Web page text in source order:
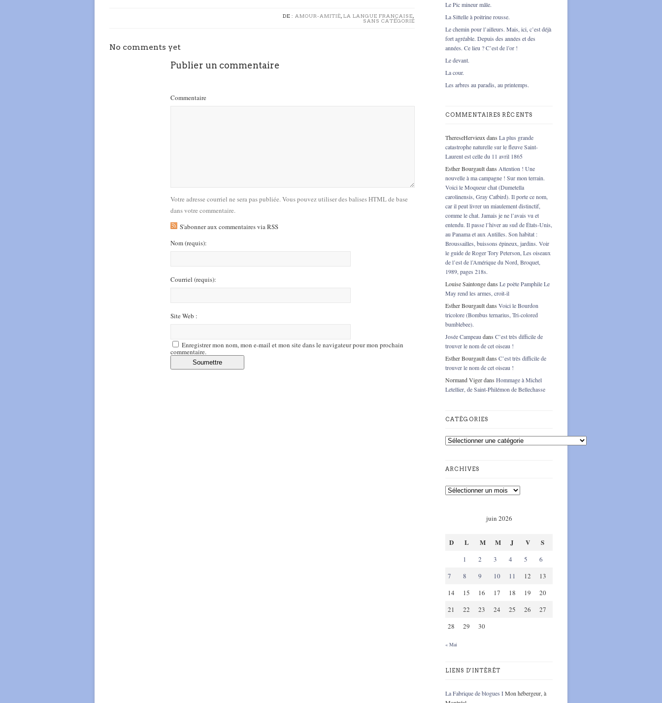
DE : AMOUR-AMITIÉ, LA LANGUE FRANÇAISE,
SANS CATÉGORIE
No comments yet
Publier un commentaire
Commentaire
Votre adresse courriel ne sera pas publiée. Vous pouvez utiliser des balises HTML de base
dans votre commentaire.
S'abonner aux commentaires via RSS
Nom(requis):
Courriel (requis):
Site Web :
Enregistrer mon nom, mon e-mail et mon site dans le navigateur pour mon prochain
commentaire.
Le Pic mineur mâle.
La Sittelle à poitrine rousse.
Le chemin pour l’ailleurs. Mais, ici, c’est déjà
fort agréable. Depuis des années et des
années. Ce lieu ? C’est de l’or !
Le devant.
La cour.
Les arbres au paradis, au printemps.
COMMENTAIRES RÉCENTS
ThereseHervieux dans La plus grande
catastrophe naturelle sur le fleuve Saint-
Laurent est celle du 11 avril 1865
Esther Bourgaultdans Attention ! Une
nouvelle à ma campagne ! Sur mon terrain.
Voici le Moqueur chat (Dumetella
carolinensis, Gray Catbird). Il porte ce nom,
car il peut livrer un miaulement distinctif,
comme le chat. Jamais je ne l’avais vu et
entendu. Il passe l’hiver au sud de États-Unis,
au Panama et aux Antilles. Son habitat :
Broussailles, buissons épineux, jardins. Voir
le guide de Roger Tory Peterson, Les oiseaux
de l’est de l’Amérique du Nord, Broquet,
1989, pages 218s.
Louise Saintongedans Le poète Pamphile Le
May rend les armes, croit-il
Esther Bourgaultdans Voici le Bourdon
tricolore (Bombus ternarius, Tri-colored
bumblebee).
Josée Campeau dans C’est très difficile de
trouver le nom de cet oiseau !
Esther Bourgaultdans C’est très difficile de
trouver le nom de cet oiseau !
Normand Vigerdans Hommage à Michel
Letellier, de Saint-Philémon de Bellechasse
CATÉGORIES
ARCHIVES
juin 2026
D L M M J V S
1 2 3 4 5
6
7
8 9 10 11 12
13
14
15 16 17 18 19
20
21
22 23 24 25 26
27
28
29 30
« Mai
LIENS D'INTÉRÊT
La Fabrique de blogues IMon hébergeur, à